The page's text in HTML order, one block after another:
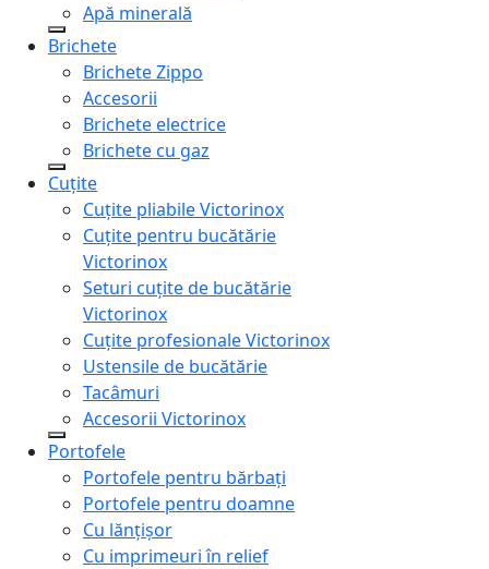
Apă minerală
Brichete
Brichete Zippo
Accesorii
Brichete electrice
Brichete cu gaz
Cuțite
Cuțite pliabile Victorinox
Cuțite pentru bucătărie
Victorinox
Seturi cuțite de bucătărie
Victorinox
Cuțite profesionale Victorinox
Ustensile de bucătărie
Tacâmuri
Accesorii Victorinox
Portofele
Portofele pentru bărbați
Portofele pentru doamne
Cu lănțișor
Cu imprimeuri în relief